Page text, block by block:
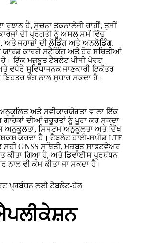
ਰੁਝਾਨ ਹੈ, ਸੂਚਨਾ ਤਕਨਾਲੋਜੀ ਰਾਹੀਂ, ਤੁਸੀਂ
ਦੀ ਪ੍ਰਗਤੀ ਨੂੰ ਅਸਲ ਸਮੇਂ ਵਿੱਚ
ਅਤੇ ਜਹਾਜ਼ਾਂ ਦੀ ਲੋਡਿੰਗ ਅਤੇ ਅਨਲੋਡਿੰਗ,
ਯਾਰਡ ਕਾਰਗੋ ਸਟੈਕਿੰਗ ਅਤੇ ਹੋਰ ਸਥਿਤੀਆਂ
ਇੱਕ ਮਜ਼ਬੂਤ ​​ਟੈਬਲੇਟ ਪੀਸੀ ਪੋਰਟ
ਵਧੇਰੇ ਸੁਵਿਧਾਜਨਕ ਜਾਣਕਾਰੀ ਇਕੱਤਰ
ਢੰਗ ਨਾਲ ਸੁਧਾਰ ਸਕਦਾ ਹੈ।
ਅਤੇ ਸਵੀਕਾਰਯੋਗਤਾ ਵਾਲਾ ਇੱਕ
ਦੀਆਂ ਜ਼ਰੂਰਤਾਂ ਨੂੰ ਪੂਰਾ ਕਰ ਸਕਦਾ
ਅਨੁਕੂਲਤਾ, ਸਿਸਟਮ ਅਨੁਕੂਲਤਾ ਅਤੇ ਦਿੱਖ
ਕਰਦਾ ਹੈ। ਟੈਬਲੇਟ ਹਾਈ-ਸਪੀਡ LTE
GNSS ਸਥਿਤੀ, ਮਜ਼ਬੂਤ ​​ਸਾਫਟਵੇਅਰ
ਕੀਤਾ ਗਿਆ ਹੈ, ਅਤੇ ਡਿਵਾਈਸ ਪ੍ਰਬੰਧਨ
ਵੀ ਕੰਮ ਕੀਤਾ ਜਾ ਸਕਦਾ ਹੈ।